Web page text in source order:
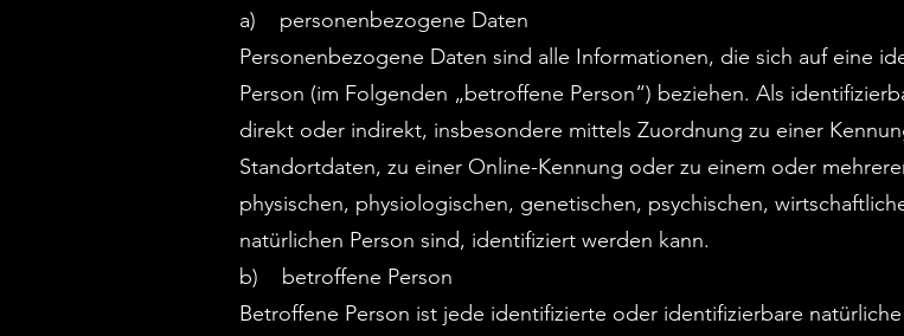
a) personenbezogene Daten
Personenbezogene Daten sind alle Informationen, die sich auf eine
Person (im Folgenden „betroffene Person“) beziehen. Als
direkt oder indirekt, insbesondere mittels Zuordnung zu einer
Standortdaten, zu einer Online-Kennung oder zu einem oder
physischen, physiologischen, genetischen, psychischen,
natürlichen Person sind, identifiziert werden kann.
b) betroffene Person
Betroffene Person ist jede identifizierte oder identifizierbare